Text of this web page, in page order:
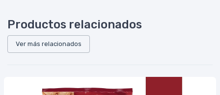
Productos relacionados
Ver más relacionados